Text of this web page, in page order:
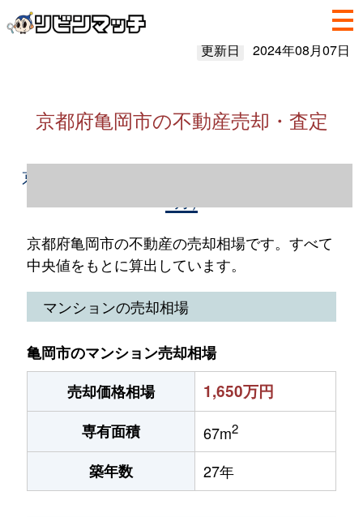
更新日 2024年08月07日
京都府亀岡市の不動産売却・査定
京都府亀岡市の不動産売却情報（2023年1～
京都府亀岡市の不動産の売却相場です。すべて
中央値をもとに算出しています。
マンションの売却相場
亀岡市のマンション売却相場
売却価格相場
1,650万円
専有面積 67m2
築年数 27年